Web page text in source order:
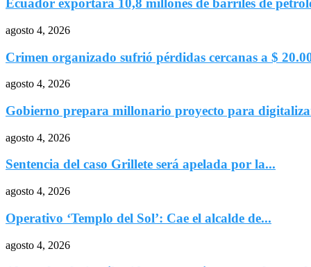
Ecuador exportará 10,8 millones de barriles de
agosto 4, 2026
Crimen organizado sufrió pérdidas cercanas a $
agosto 4, 2026
Gobierno prepara millonario proyecto para
agosto 4, 2026
Sentencia del caso Grillete será apelada por la...
agosto 4, 2026
Operativo ‘Templo del Sol’: Cae el alcalde de...
agosto 4, 2026